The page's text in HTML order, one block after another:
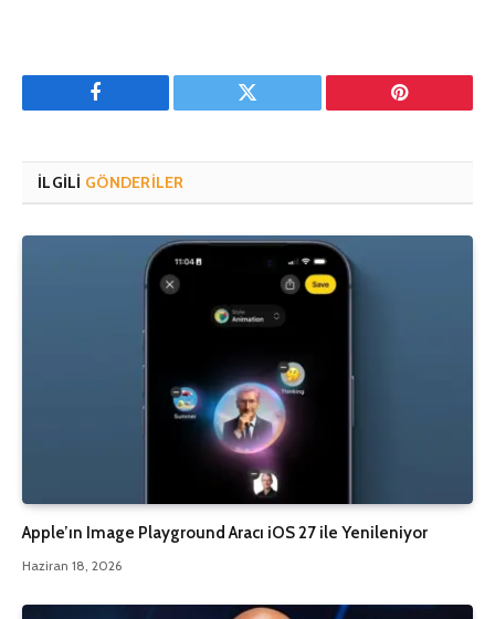
Facebook Twitter Pinterest'in
İLGILI GÖNDERILER
Apple’ın Image Playground Aracı iOS 27 ile Yenileniyor
Haziran 18, 2026